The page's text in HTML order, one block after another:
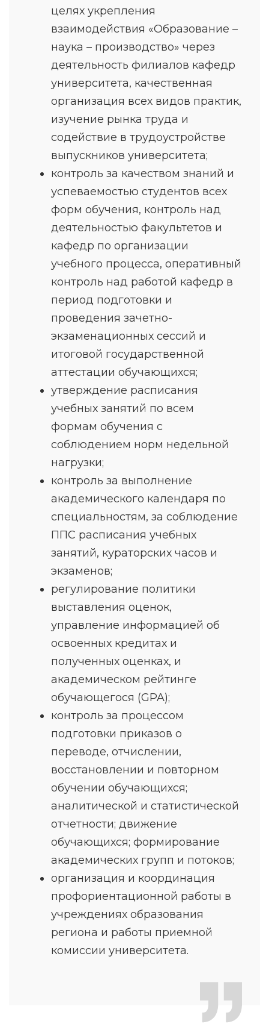
целях укрепления
взаимодействия «Образование –
наука – производство» через
деятельность филиалов кафедр
университета, качественная
организация всех видов практик,
изучение рынка труда и
содействие в трудоустройстве
выпускников университета;
контроль за качеством знаний и
успеваемостью студентов всех
форм обучения, контроль над
деятельностью факультетов и
кафедр по организации
учебного процесса, оперативный
контроль над работой кафедр в
период подготовки и
проведения зачетно-
экзаменационных сессий и
итоговой государственной
аттестации обучающихся;
утверждение расписания
учебных занятий по всем
формам обучения с
соблюдением норм недельной
нагрузки;
контроль за выполнение
академического календаря по
специальностям, за соблюдение
ППС расписания учебных
занятий, кураторских часов и
экзаменов;
регулирование политики
выставления оценок,
управление информацией об
освоенных кредитах и
полученных оценках, и
академическом рейтинге
обучающегося (GPA);
контроль за процессом
подготовки приказов о
переводе, отчислении,
восстановлении и повторном
обучении обучающихся;
аналитической и статистической
отчетности; движение
обучающихся; формирование
академических групп и потоков;
организация и координация
профориентационной работы в
учреждениях образования
региона и работы приемной
комиссии университета.